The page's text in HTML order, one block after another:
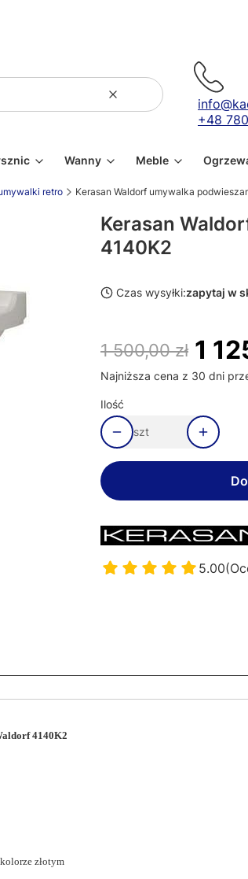
WyczyśćSzukaj
+48
Wanny Meble
retro Kerasan Waldorf umywalka
Kerasan
4140K2
Czas wysyłki:zapytaj w
1 500,00 zł 1
Najniższa cena z 30 dni
Ilość
szt
5.00
4140K2
złotym